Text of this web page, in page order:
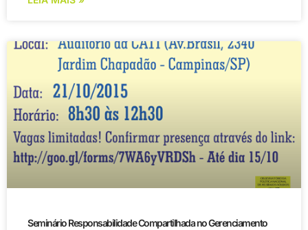
Seminário Responsabilidade Compartilhada no Gerenciamento